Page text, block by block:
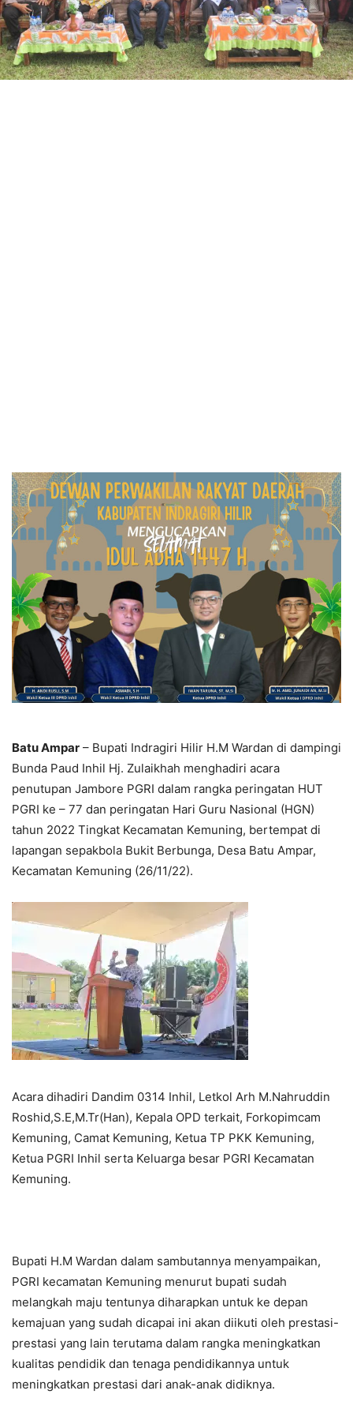
Batu Ampar – Bupati Indragiri Hilir H.M Wardan di dampingi
Bunda Paud Inhil Hj. Zulaikhah menghadiri acara
penutupan Jambore PGRI dalam rangka peringatan HUT
PGRI ke – 77 dan peringatan Hari Guru Nasional (HGN)
tahun 2022 Tingkat Kecamatan Kemuning, bertempat di
lapangan sepakbola Bukit Berbunga, Desa Batu Ampar,
Kecamatan Kemuning (26/11/22).
Acara dihadiri Dandim 0314 Inhil, Letkol Arh M.Nahruddin
Roshid,S.E,M.Tr(Han), Kepala OPD terkait, Forkopimcam
Kemuning, Camat Kemuning, Ketua TP PKK Kemuning,
Ketua PGRI Inhil serta Keluarga besar PGRI Kecamatan
Kemuning.
Bupati H.M Wardan dalam sambutannya menyampaikan,
PGRI kecamatan Kemuning menurut bupati sudah
melangkah maju tentunya diharapkan untuk ke depan
kemajuan yang sudah dicapai ini akan diikuti oleh prestasi-
prestasi yang lain terutama dalam rangka meningkatkan
kualitas pendidik dan tenaga pendidikannya untuk
meningkatkan prestasi dari anak-anak didiknya.